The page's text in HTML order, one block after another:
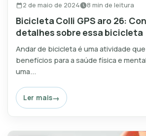
2 de maio de 2024 8 min de leitura
Bicicleta Colli GPS aro 26:
detalhes sobre essa bicicleta
Andar de bicicleta é uma atividade
benefícios para a saúde física e
uma...
Ler mais